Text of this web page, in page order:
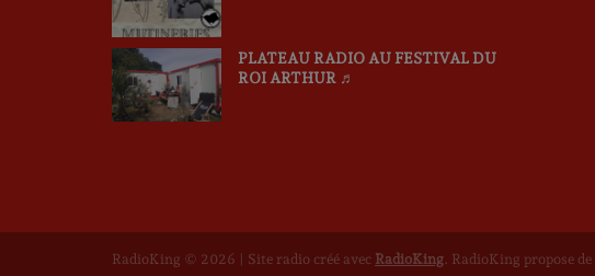
PLATEAU RADIO AU FESTIVAL DU
ROI ARTHUR ♬
RadioKing © 2026 | Site radio créé avec RadioKing. RadioKing propose de